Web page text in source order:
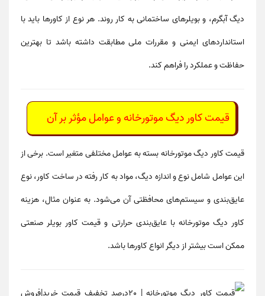
دیگ آبگرم، و بویلرهای ساختمانیبه کار روند. هر نوع از کاورها باید با
استانداردهای ایمنی و مقررات ملیمطابقت داشته باشد تا بهترین
حفاظت و عملکرد را فراهم کند.
قیمت کاور دیگ موتورخانه و عوامل مؤثر بر آن
قیمت کاور دیگ موتورخانهبسته به عوامل مختلفی متغیر است. برخی از
این عوامل شاملنوع و اندازه دیگ، مواد به کار رفته در ساخت کاور، نوع
عایق‌بندی و سیستم‌های محافظتیآن می‌شود. به عنوان مثال، هزینه
کاور دیگ موتورخانه با عایق‌بندی حرارتی و قیمت کاور بویلر صنعتی
ممکن است بیشتر از دیگر انواع کاورها باشد.